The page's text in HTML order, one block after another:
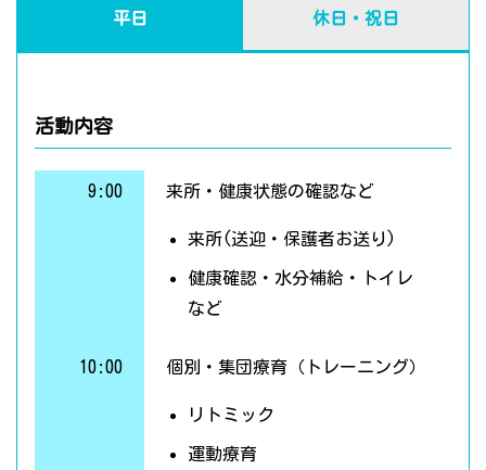
平日 休日・祝日
活動内容
9:00 来所・健康状態の確認など
来所(送迎・保護者お送り)
健康確認・水分補給・トイレ
など
10:00 個別・集団療育（トレーニング）
リトミック
運動療育